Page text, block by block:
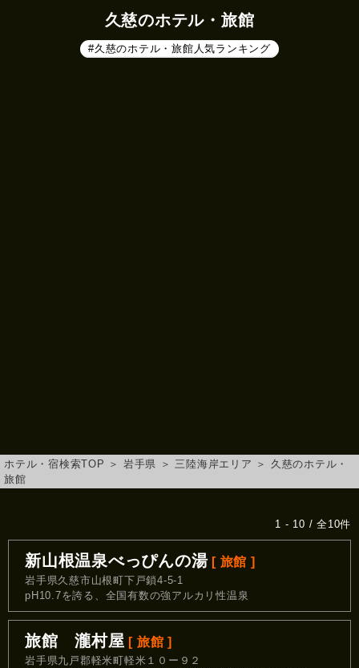
久慈のホテル・旅館
#久慈のホテル・旅館人気ランキング
ホテル・宿検索TOP ＞ 岩手県 ＞三陸海岸エリア ＞ 久慈のホテル・
旅館
1 - 10 / 全10件
新山根温泉べっぴんの湯 [ 旅館 ]
岩手県久慈市山根町下戸鎖4‐5‐1
pH10.7を誇る、全国有数の強アルカリ性温泉
旅館 瀧村屋 [ 旅館 ]
岩手県九戸郡軽米町軽米１０ー９２